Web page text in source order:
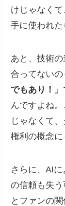
けじゃなく
手に使われ
あと、技術
合ってないの
でもあり！
んですよね
じゃなくて
権利の概念に
さらに、AI
の信頼も失
とファンの